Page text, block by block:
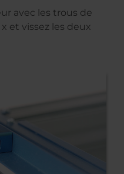
avec les trous de
et vissez les deux